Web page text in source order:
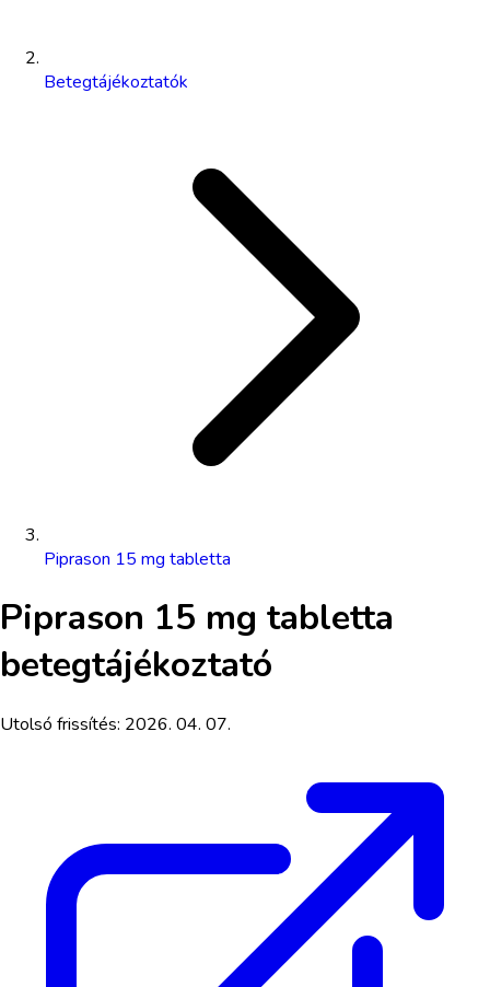
Betegtájékoztatók
Piprason 15 mg tabletta
Piprason 15 mg tabletta
betegtájékoztató
Utolsó frissítés: 2026. 04. 07.